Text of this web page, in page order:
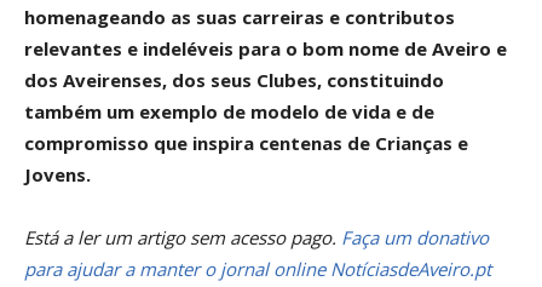
homenageando as suas carreiras e contributos
relevantes e indeléveis para o bom nome de Aveiro e
dos Aveirenses, dos seus Clubes, constituindo
também um exemplo de modelo de vida e de
compromisso que inspira centenas de Crianças e
Jovens.
Está a ler um artigo sem acesso pago. Faça um donativo
para ajudar a manter o jornal online NotíciasdeAveiro.pt